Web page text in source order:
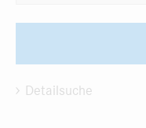
Detailsuche